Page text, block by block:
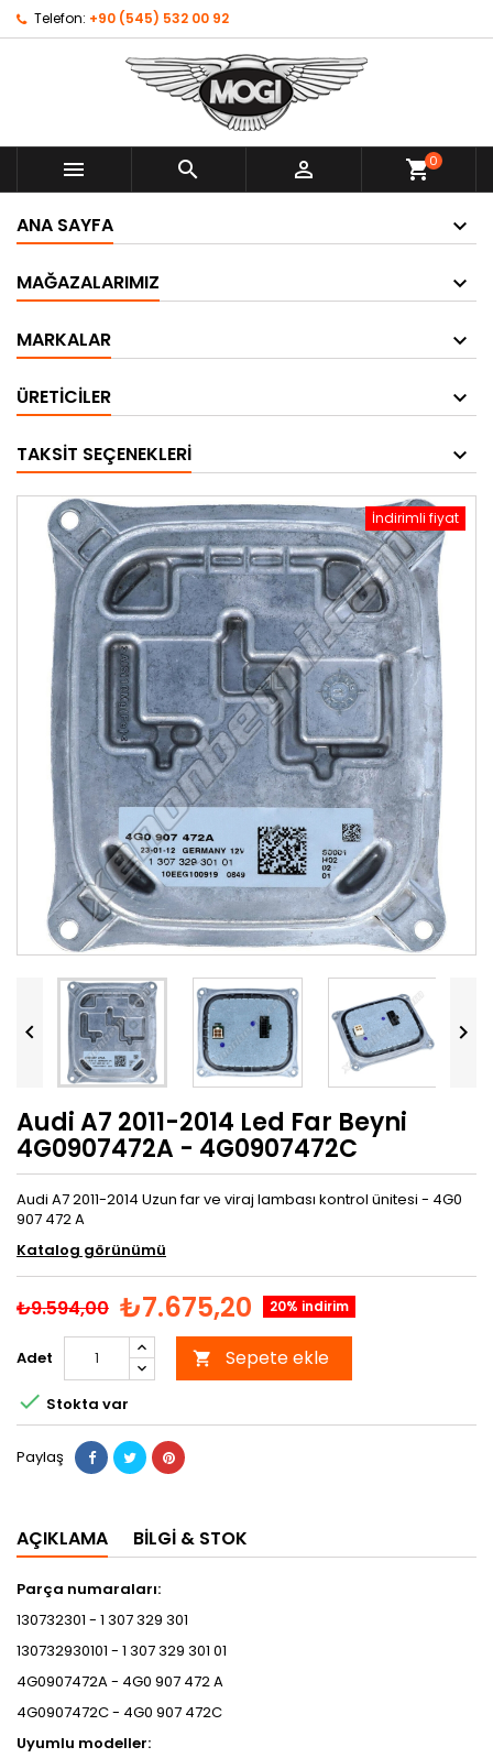
Telefon: +90 (545) 532 00 92
   shopping_cart0
ANA SAYFA
MAĞAZALARIMIZ
MARKALAR
ÜRETICILER
TAKSIT SEÇENEKLERI
İndirimli fiyat
 
Audi A7 2011-2014 Led Far Beyni
4G0907472A - 4G0907472C
Audi A7 2011-2014 Uzun far ve viraj lambası kontrol ünitesi - 4G0
907 472 A
Katalog görünümü
₺9.594,00 ₺7.675,20 20% indirim
Adet  Sepete ekle
 Stokta var
Paylaş
AÇIKLAMA BILGI & STOK
Parça numaraları:
130732301 - 1 307 329 301
130732930101 - 1 307 329 301 01
4G0907472A - 4G0 907 472 A
4G0907472C - 4G0 907 472C
Uyumlu modeller: